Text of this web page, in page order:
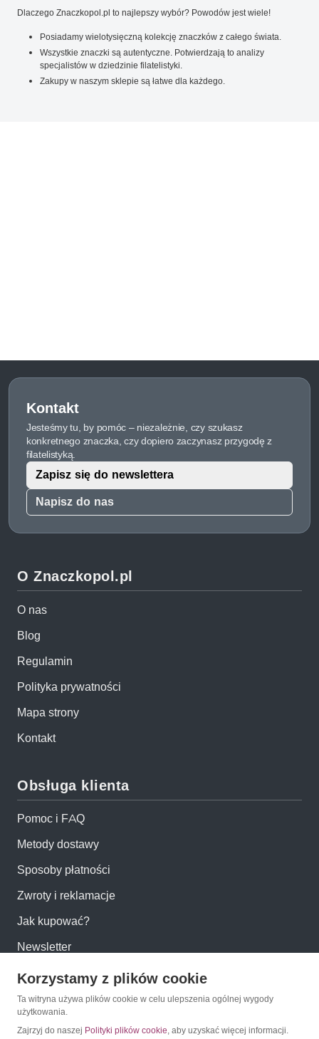
Dlaczego Znaczkopol.pl to najlepszy wybór? Powodów jest wiele!
Posiadamy wielotysięczną kolekcję znaczków z całego świata.
Wszystkie znaczki są autentyczne. Potwierdzają to analizy
specjalistów w dziedzinie filatelistyki.
Zakupy w naszym sklepie są łatwe dla każdego.
Kontakt
Jesteśmy tu, by pomóc – niezależnie, czy szukasz
konkretnego znaczka, czy dopiero zaczynasz przygodę z
filatelistyką.
Napisz do nas
Zapisz się do newslettera
O Znaczkopol.pl
O nas
Blog
Regulamin
Polityka prywatności
Mapa strony
Kontakt
Obsługa klienta
Pomoc i FAQ
Metody dostawy
Sposoby płatności
Zwroty i reklamacje
Jak kupować?
Newsletter
Konto
Moje konto
Korzystamy z plików cookie
Ta witryna używa plików cookie w celu ulepszenia ogólnej wygody
użytkowania.
Zajrzyj do naszej Polityki plików cookie, aby uzyskać więcej informacji.